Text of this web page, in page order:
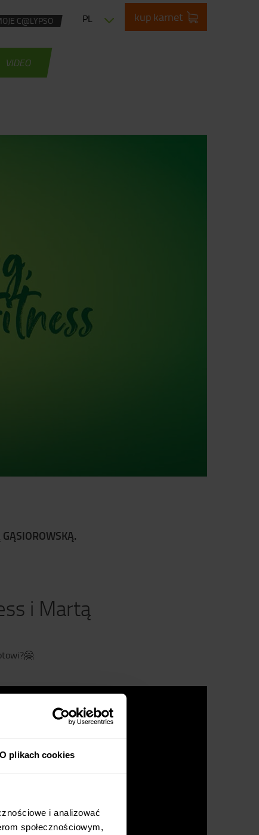
O plikach cookies
i analizować
społecznościowym,
kup karnet
PL
C@LYPSO
VIDEO
i Martą
🤗